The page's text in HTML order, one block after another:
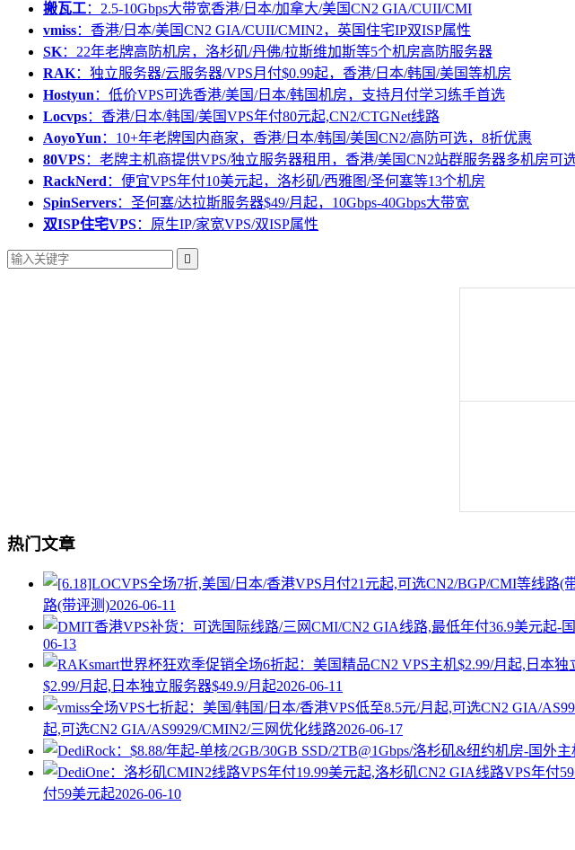
搬瓦工：2.5-10Gbps大带宽香港/日本/加拿大/美国CN2 GIA/CUII/CMI
vmiss：香港/日本/美国CN2 GIA/CUII/CMIN2，英国住宅IP双ISP属性
SK：22年老牌高防机房，洛杉矶/丹佛/拉斯维加斯等5个机房高防服务器
RAK：独立服务器/云服务器/VPS月付$0.99起，香港/日本/韩国/美国等机房
Hostyun ：低价VPS可选香港/美国/日本/韩国机房，支持月付学习练手首选
Locvps：香港/日本/韩国/美国VPS年付80元起,CN2/CTGNet线路
AoyoYun ：10+年老牌国内商家，香港/日本/韩国/美国CN2/高防可选，8折优惠
80VPS：老牌主机商提供VPS/独立服务器租用，香港/美国CN2站群服务器多机房可
RackNerd ：便宜VPS年付10美元起，洛杉矶/西雅图/圣何塞等13个机房
SpinServers：圣何塞/达拉斯服务器$49/月起，10Gbps-40Gbps大带宽
双ISP住宅VPS：原生IP/家宽VPS/双ISP属性

热门文章
路(带评测)2026-06-11
06-13
$2.99/月起,日本独立服务器$49.9/月起2026-06-11
起,可选CN2 GIA/AS9929/CMIN2/三网优化线路2026-06-17
付59美元起2026-06-10